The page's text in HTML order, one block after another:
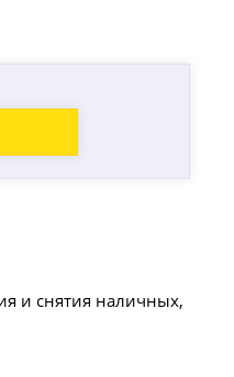
и снятия наличных,